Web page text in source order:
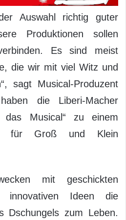
Auswahl richtig guter
Produktionen sollen
Es sind meist
die wir mit viel Witz und
sagt Musical-Produzent
die Liberi-Macher
das Musical“ zu einem
für Groß und Klein
mit geschickten
innovativen Ideen die
Dschungels zum Leben.